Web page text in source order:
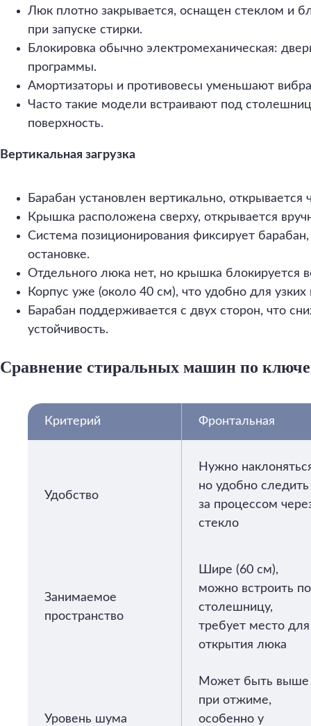
Люк плотно закрывается, оснащен стеклом и
при запуске стирки.
Блокировка обычно электромеханическая:
программы.
Амортизаторы и противовесы уменьшают
Часто такие модели встраивают под
поверхность.
Вертикальная загрузка
Барабан установлен вертикально, открывается
Крышка расположена сверху, открывается
Система позиционирования фиксирует
остановке.
Отдельного люка нет, но крышка блокируется
Корпус уже (около 40 см), что удобно для узких
Барабан поддерживается с двух сторон, что
устойчивость.
Сравнение стиральных машин по
Критерий Фронтальная
Удобство
Нужно
но удобно следить
за процессом
стекло
Занимаемое
пространство
Шире (60 см),
можно встроить
столешницу,
требует место для
открытия люка
Уровень шума
Может быть выше
при отжиме,
особенно у